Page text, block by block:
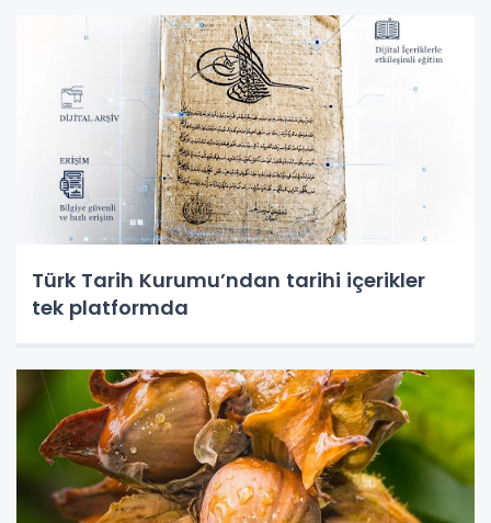
Türk Tarih Kurumu’ndan tarihi içerikler
tek platformda